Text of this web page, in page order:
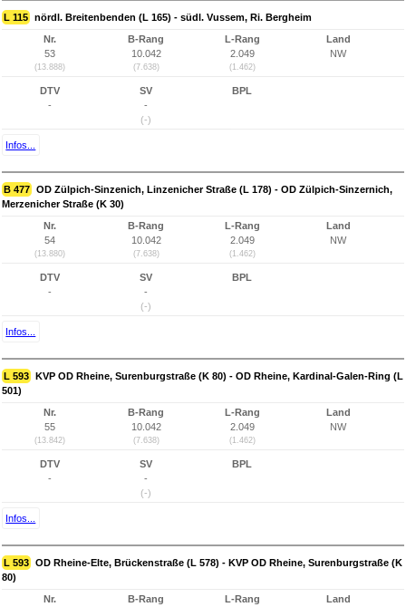
L 115 nördl. Breitenbenden (L 165) - südl. Vussem, Ri. Bergheim
Nr.
53
(13.888)
B-Rang
10.042
(7.638)
L-Rang
2.049
(1.462)
Land
NW
DTV
-
SV
-
(-)
BPL
Infos...
B 477 OD Zülpich-Sinzenich, Linzenicher Straße (L 178) - OD Zülpich-Sinzernich,
Merzenicher Straße (K 30)
Nr.
54
(13.880)
B-Rang
10.042
(7.638)
L-Rang
2.049
(1.462)
Land
NW
DTV
-
SV
-
(-)
BPL
Infos...
L 593 KVP OD Rheine, Surenburgstraße (K 80) - OD Rheine, Kardinal-Galen-Ring (L
501)
Nr.
55
(13.842)
B-Rang
10.042
(7.638)
L-Rang
2.049
(1.462)
Land
NW
DTV
-
SV
-
(-)
BPL
Infos...
L 593 OD Rheine-Elte, Brückenstraße (L 578) - KVP OD Rheine, Surenburgstraße (K
80)
Nr.
B-Rang
L-Rang
Land